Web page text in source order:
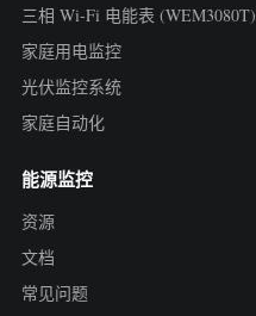
三相 Wi-Fi 电能表 (WEM3080T)
家庭用电监控
光伏监控系统
家庭自动化
能源监控
资源
文档
常见问题